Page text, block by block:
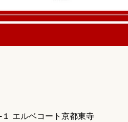
エルベコート京都東寺